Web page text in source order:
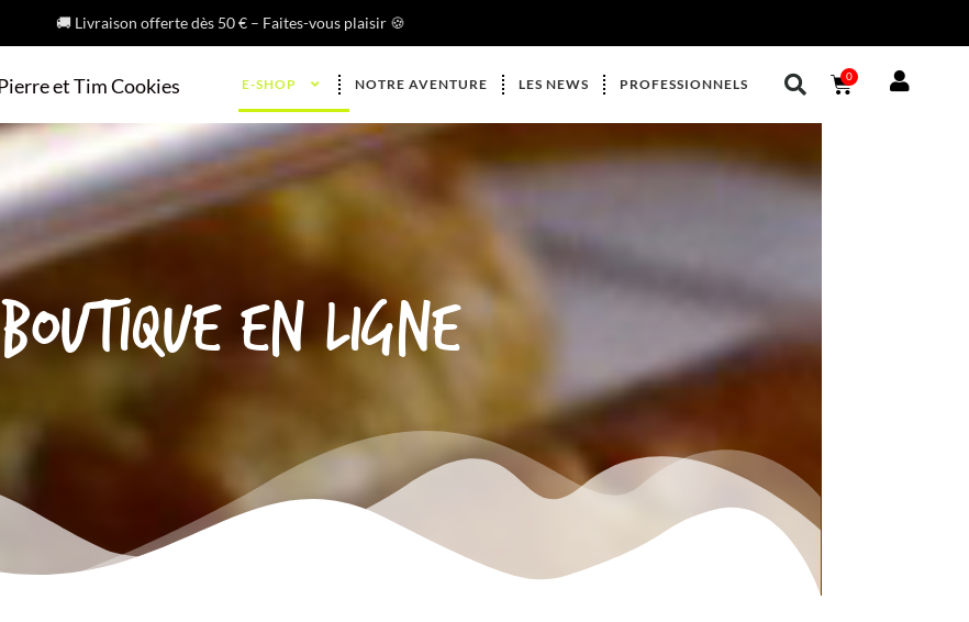
🚚 Livraison offerte dès 50 € – Faites-vous plaisir 🍪
E-SHOP NOTRE AVENTURE LES NEWS PROFESSIONNELS 0
Boutique en ligne